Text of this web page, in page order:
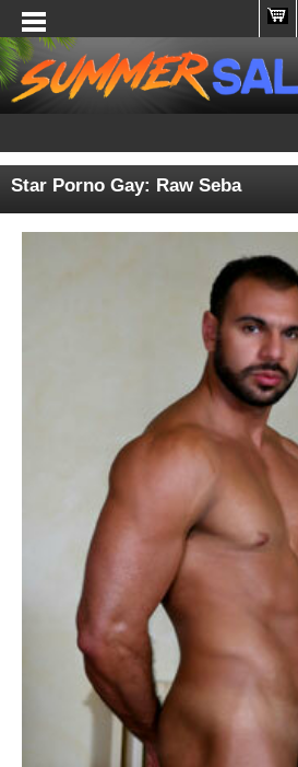
Star Porno Gay: Raw Seba